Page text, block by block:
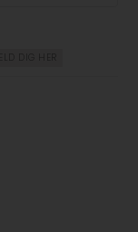
DIG HER